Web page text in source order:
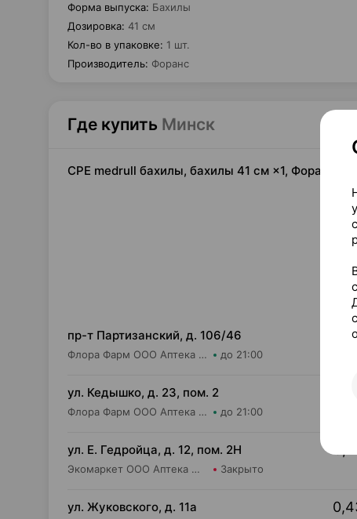
Форма выпуска: Бахилы
Дозировка: 41 см
Кол-во в упаковке: 1 шт.
Производитель: Форанс
Где купить Минск
CPE medrull бахилы, бахилы 41 см ×1, Форанс
пр-т Партизанский, д. 106/46
Флора Фарм ООО Аптека №20 до 21:00
ул. Кедышко, д. 23, пом. 2
Флора Фарм ООО Аптека №21 до 21:00
ул. Е. Гедройца, д. 12, пом. 2Н
Экомаркет ООО Аптека №1 второй категории Закрыто
ул. Жуковского, д. 11а